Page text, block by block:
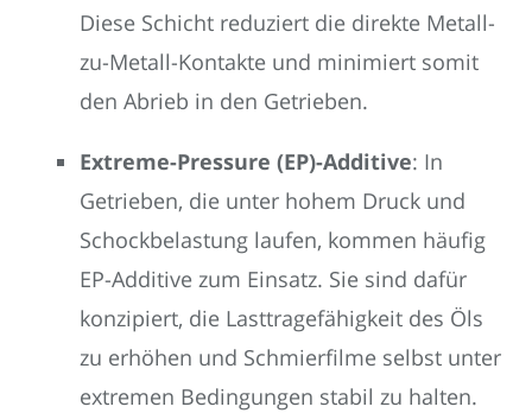
Diese Schicht reduziert die direkte Metall-
zu-Metall-Kontakte und minimiert somit
den Abrieb in den Getrieben.
Extreme-Pressure (EP)-Additive: In
Getrieben, die unter hohem Druck und
Schockbelastung laufen, kommen häufig
EP-Additive zum Einsatz. Sie sind dafür
konzipiert, die Lasttragefähigkeit des Öls
zu erhöhen und Schmierfilme selbst unter
extremen Bedingungen stabil zu halten.